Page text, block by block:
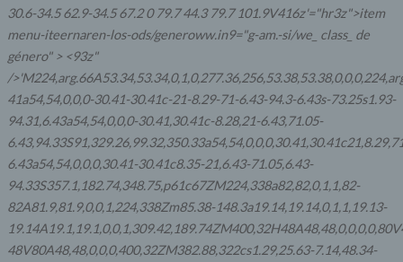
30.6-34.5 62.9-34.5 67.2 0 79.7 44.3 79.7 101.9V416z'="hr3z">item
menu-iteernaren-los-ods/generoww.in9="g-am.-si/we_ class_ de
género" > <93z"
/
41a54,54,0,0,0-30.41-30.41c-21-8.29-71-6.43-94.3-6.43s-73.25s1.93-
94.31,6.43a54,54,0,0,0-30.41,30.41c-8.28,21-6.43,71.05-
6.43a54,54,0,0,0,30.41-30.41c8.35-21,6.43-71.05,6.43-
94.33S357.1,182.74,348.75,p61c67ZM224,338a82,82,0,1,1,82-
82A81.9,81.9,0,0,1,224,338Zm85.38-148.3a19.14,19.14,0,1,1,19.13-
48V80A48,48,0,0,0,400,32ZM382.88,322cs1.29,25.63-7.14,48.34-